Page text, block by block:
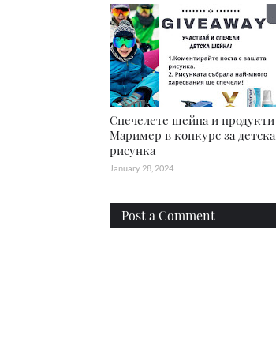
Спечелете шейна и продукти
Маример в конкурс за детска
рисунка
January 28, 2024
Post a Comment